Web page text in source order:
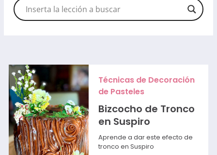
Técnicas de Decoración
de Pasteles
Bizcocho de Tronco
en Suspiro
Aprende a dar este efecto de
tronco en Suspiro